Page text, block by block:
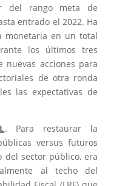
del rango meta de
entrado el 2022. Ha
monetaria en un total
los últimos tres
nuevas acciones para
de otra ronda
las expectativas de
. Para restaurar la
versus futuros
del sector público, era
al techo del